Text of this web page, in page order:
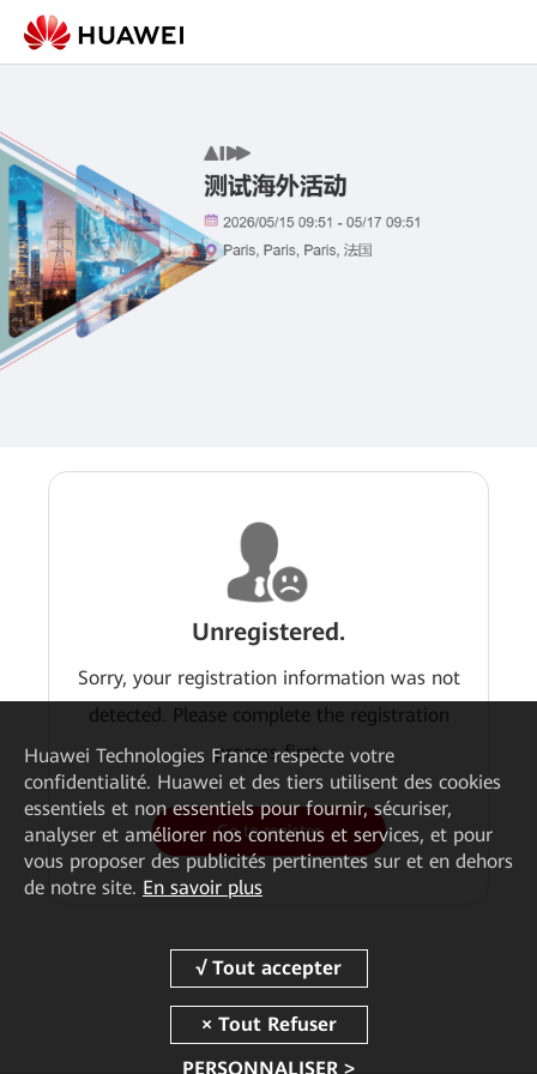
Unregistered.
Sorry, your registration information was not
detected. Please complete the registration
process first.
Go to register
Huawei Technologies Francerespecte votre
confidentialité. Huawei et des tiers utilisent des cookies
essentiels et non essentiels pour fournir, sécuriser,
analyser et améliorer nos contenus et services, et pour
vous proposer des publicités pertinentes sur et en dehors
de notre site. En savoir plus
PERSONNALISER >